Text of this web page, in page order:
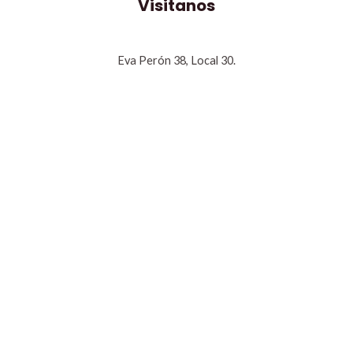
Visitanos
Eva Perón 38, Local 30.